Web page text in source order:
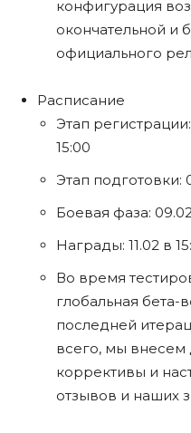
конфигурация
окончательной и
официального
Расписание
Этап
15:00
Этап подготовки:
Боевая фаза:
Награды: 11.02 в
Во время
глобальная бета-
последней
всего, мы внесем
коррективы и
отзывов и наших